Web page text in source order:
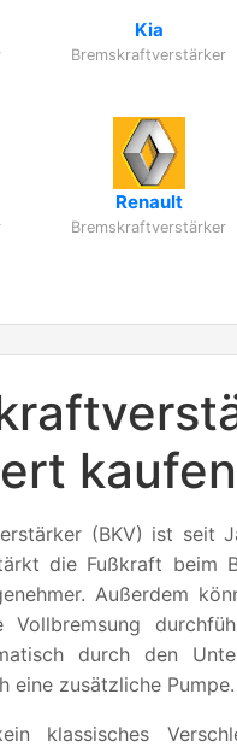
Kia
Bremskraftverstärker
Renault
Bremskraftverstärker
kaufen
(BKV) ist seit
die Fußkraft beim
Außerdem
Vollbremsung
durch den
eine zusätzliche Pumpe.
klassisches